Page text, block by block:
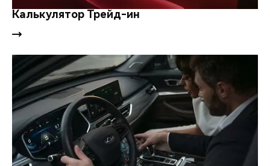
Калькулятор Трейд-ин